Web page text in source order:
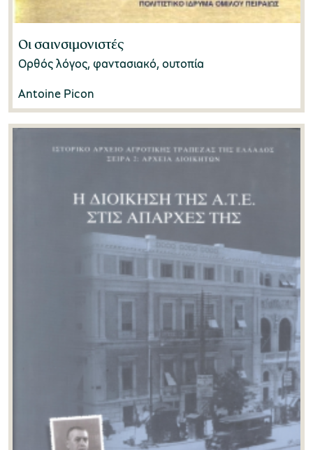
Οι σαινσιμονιστές
Ορθός λόγος, φαντασιακό, ουτοπία
Antoine Picon